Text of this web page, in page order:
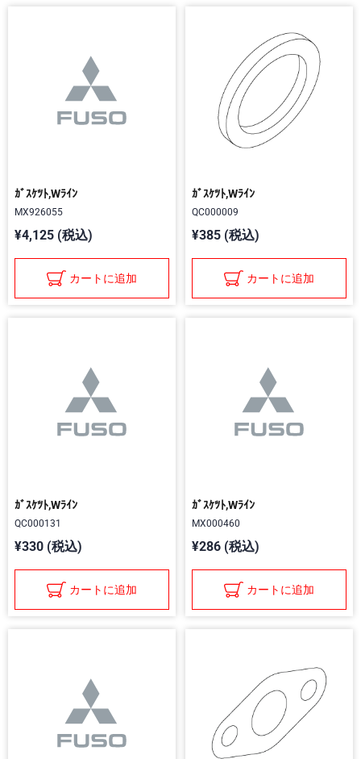
ｶﾞｽｹﾂﾄ,Wﾗｲﾝ
MX926055
¥4,125 (税込)
カートに追加
ｶﾞｽｹﾂﾄ,Wﾗｲﾝ
QC000009
¥385 (税込)
カートに追加
ｶﾞｽｹﾂﾄ,Wﾗｲﾝ
QC000131
¥330 (税込)
カートに追加
ｶﾞｽｹﾂﾄ,Wﾗｲﾝ
MX000460
¥286 (税込)
カートに追加